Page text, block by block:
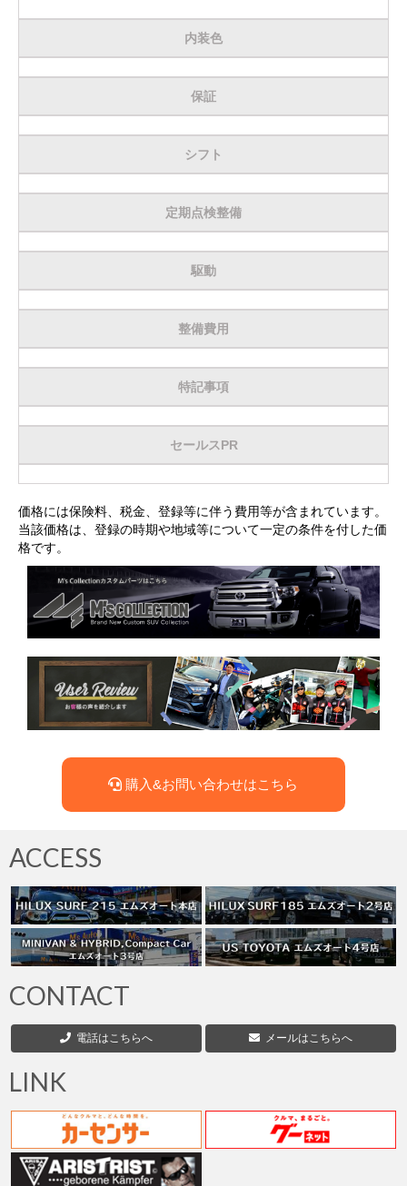
内装色
保証
シフト
定期点検整備
駆動
整備費用
特記事項
セールスPR
価格には保険料、税金、登録等に伴う費用等が含まれています。
当該価格は、登録の時期や地域等について一定の条件を付した価
格です。
購入&お問い合わせはこちら
ACCESS
CONTACT
電話はこちらへ メールはこちらへ
LINK